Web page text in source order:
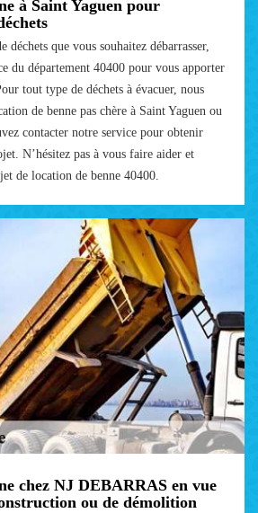
à Saint Yaguen pour
déchets que vous souhaitez débarrasser,
du département 40400 pour vous apporter
tout type de déchets à évacuer, nous
de benne pas chère à Saint Yaguen ou
contacter notre service pour obtenir
N’hésitez pas à vous faire aider et
de location de benne 40400.
chez NJ DEBARRAS en vue
ou de démolition